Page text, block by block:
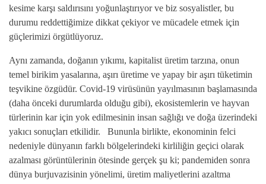
kesime karşı saldırısını yoğunlaştırıyor ve biz sosyalistler, bu
durumu reddettiğimize dikkat çekiyor ve mücadele etmek için
güçlerimizi örgütlüyoruz.
Aynı zamanda, doğanın yıkımı, kapitalist üretim tarzına, onun
temel birikim yasalarına, aşırı üretime ve yapay bir aşırı tüketimin
teşvikine özgüdür. Covid-19 virüsünün yayılmasının başlamasında
(daha önceki durumlarda olduğu gibi), ekosistemlerin ve hayvan
türlerinin kar için yok edilmesinin insan sağlığı ve doğa üzerindeki
yakıcı sonuçları etkilidir.
Bununla birlikte, ekonominin felci
nedeniyle dünyanın farklı bölgelerindeki kirliliğin geçici olarak
azalması görüntülerinin ötesinde gerçek şu ki; pandemiden sonra
dünya burjuvazisinin yönelimi, üretim maliyetlerini azaltma